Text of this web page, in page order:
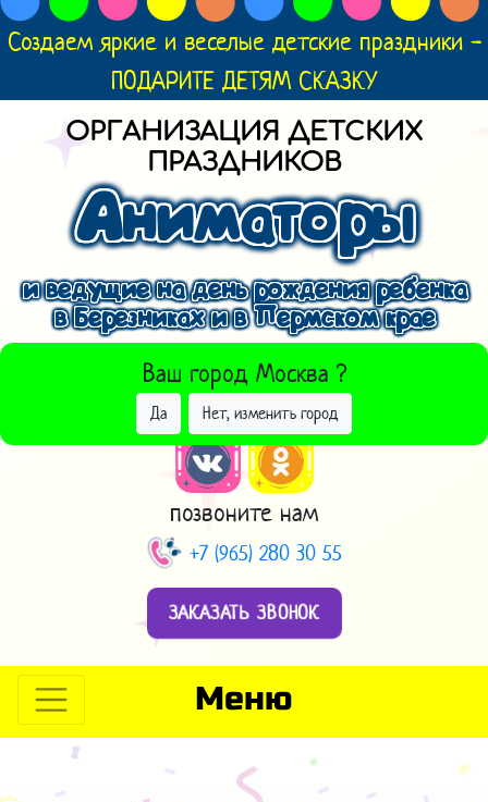
Создаем яркие и веселые детские праздники -
ПОДАРИТЕ ДЕТЯМ СКАЗКУ
ОРГАНИЗАЦИЯ ДЕТСКИХ
ПРАЗДНИКОВ
Аниматоры
и ведущие на день рождения ребенка
в Березниках и в Пермском крае
Ваш город Москва ?
Да Нет, изменить город
ВЫБРАТЬ ДРУГОЙ ГОРОД
позвоните нам
+7 (965) 280 30 55
ЗАКАЗАТЬ ЗВОНОК
Меню